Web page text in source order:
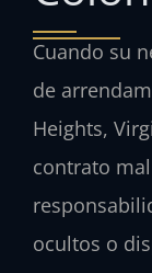
Cuando su
de
Heights,
contrato
ocultos o